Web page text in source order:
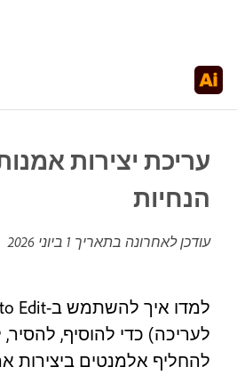
עריכת יצירות
הנחיות
עודכן לאחרונה בתאריך 1 ביוני 2026
לעריכה) כדי להוסיף,
להחליף אלמנטים ביצירות